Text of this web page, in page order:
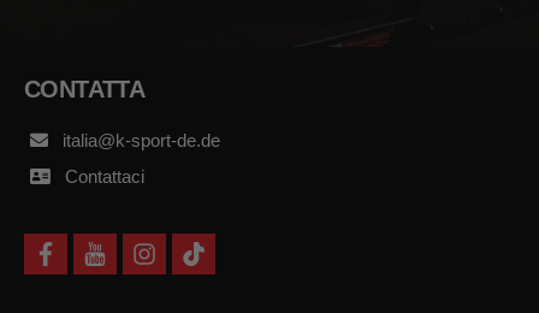
CONTATTA
italia@k-sport-de.de
Contattaci
f
a
y
o
i
n
t
i